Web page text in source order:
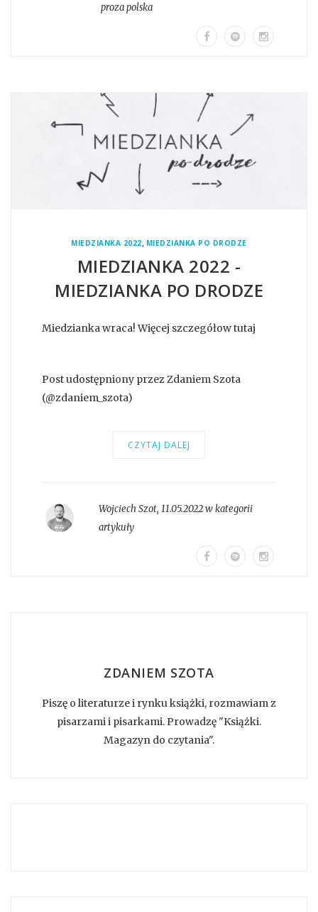
proza polska
MIEDZIANKA 2022, MIEDZIANKA PO DRODZE
MIEDZIANKA 2022 -
MIEDZIANKA PO DRODZE
Miedzianka wraca! Więcej szczegółow tutaj
Post udostępniony przez Zdaniem Szota
(@zdaniem_szota)
CZYTAJ DALEJ
Wojciech Szot, 11.05.2022 w kategorii
artykuły
ZDANIEM SZOTA
Piszę o literaturze i rynku książki, rozmawiam z
pisarzami i pisarkami. Prowadzę "Książki.
Magazyn do czytania".